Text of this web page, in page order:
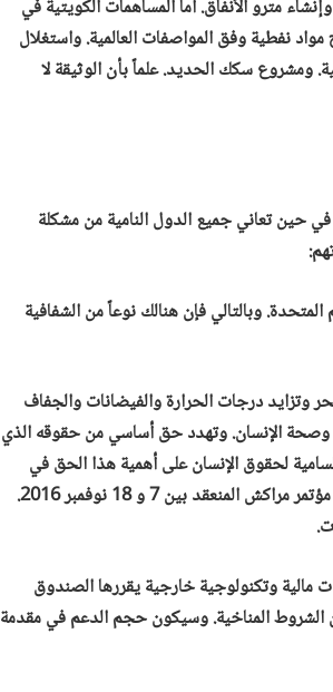
في الأبنية وإنشاء مترو الأنفاق. أما المساهمات الكويتية في
نفطية وفق المواصفات العالمية. واستغلال
ومشروع سكك الحديد. علماً بأن الوثيقة لا
في حين تعاني جميع الدول النامية من مشكلة
وبالتالي فإن هنالك نوعاً من الشفافية
وتزايد درجات الحرارة والفيضانات والجفاف
الإنسان. وتهدد حق أساسي من حقوقه الذي
لحقوق الإنسان على أهمية هذا الحق في
مناسبات عديدة. من بينها التقارير الموجهة إلى مؤتمرات الأطراف بما فيها مؤتمر مراكش المنعقد بين 7 و 18 نوفمبر 2016.
مالية وتكنولوجية خارجية يقررها الصندوق
الشروط المناخية. وسيكون حجم الدعم في مقدمة